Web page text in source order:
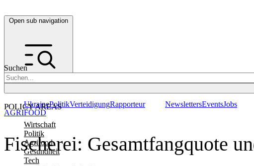
Open sub navigation
Suchen
POLICY AREAS
Wirtschaft
Politik
Agrifood
Gesundheit
Tech
UkrainePolitikVerteidigungRapporteur NewslettersEventsJobs
Fischerei: Gesamtfangquote
AGRIFOOD